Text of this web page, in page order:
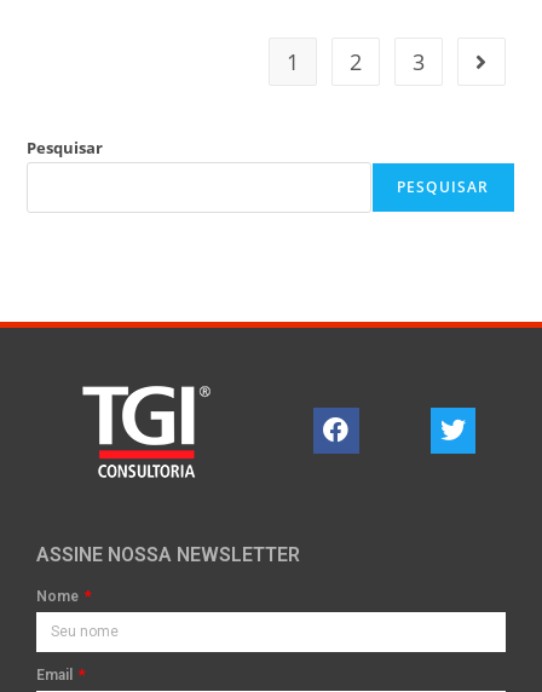
1 2 3
Pesquisar
PESQUISAR
ASSINE NOSSA NEWSLETTER
Nome
Email